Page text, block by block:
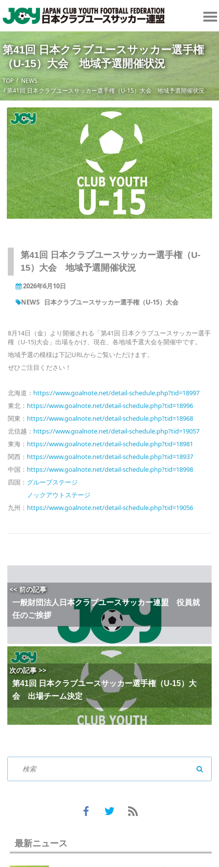
第41回 日本クラブユースサッカー選手権
（U-15）大会 地域予選開催状況
TOP
NEWS
第41回 日本クラブユースサッカー選手権（U-15）大会 地域予選開催状況
第41回 日本クラブユースサッカー選手権（U-
15）大会 地域予選開催状況
2026年6月10日
NEWS
日本クラブユースサッカー選手権（U-15）大会
8月14日（金）より開催される「第41回 日本クラブユースサッカー選手
権（U-15)大会」出場をかけ、現在、各地域予選大会を開催中です。
地域予選の模様は下記URLからご覧いただけます。
ぜひご注目ください！
北海道： https://www.goalnote.net/detail-schedule.php?tid=18997
東北： https://www.goalnote.net/detail-schedule.php?tid=18996
関東： https://www.goalnote.net/detail-schedule.php?tid=18968
北信越： https://www.goalnote.net/detail-schedule.php?tid=19057
東海： https://www.goalnote.net/detail-schedule.php?tid=18981
関西： https://www.goalnote.net/detail-schedule.php?tid=18937
中国： https://www.goalnote.net/detail-schedule.php?tid=18998
四国： グループステージ
ノックアウトステージ
九州： https://www.goalnote.net/detail-schedule.php?tid=19056
<< 前の記事
一般財団法人日本クラブユースサッカー連盟 役員就
任のご挨拶
次の記事 >>
第41回 日本クラブユースサッカー選手権（U-15）大
会 出場チーム決定
最新ニュース